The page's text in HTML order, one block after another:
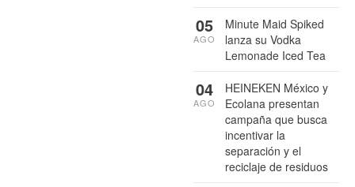
Minute Maid Spiked
lanza su Vodka
Lemonade Iced Tea
05
AGO
HEINEKEN México y
Ecolana presentan
campaña que busca
incentivar la
separación y el
reciclaje de residuos
04
AGO